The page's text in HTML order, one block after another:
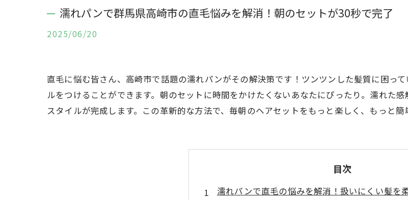
濡れパンで群馬県高崎市の直毛悩みを解消！朝のセットが30秒で完了
2025/06/20
直毛に悩む皆さん、高崎市で話題の濡れパンがその解決策です！ツンツンした髪質に困っ
ルをつけることができます。朝のセットに時間をかけたくないあなたにぴったり。濡れた
スタイルが完成します。この革新的な方法で、毎朝のヘアセットをもっと楽しく、もっと簡
目次
濡れパンで直毛の悩みを解消！扱いにくい髪を